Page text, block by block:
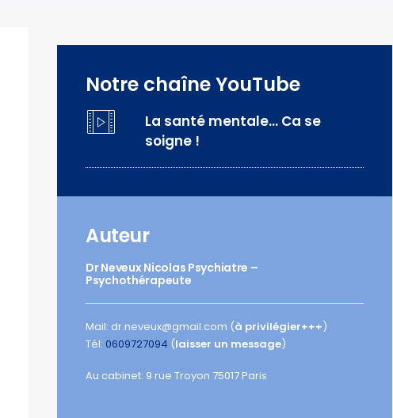
Notre chaîne YouTube
La santé mentale… Ca se
soigne !
Auteur
Dr Neveux Nicolas Psychiatre –
Psychothérapeute
Mail: dr.neveux@gmail.com (à privilégier+++)
Tél: 0609727094 (laisser un message)
Au cabinet: 9 rue Troyon 75017 Paris